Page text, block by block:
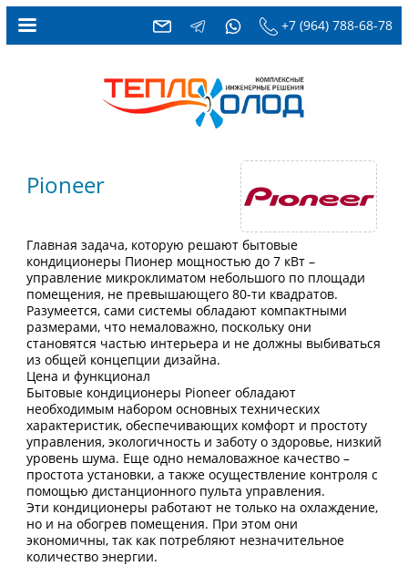
+7 (964) 788-68-78
Pioneer
Главная задача, которую решают бытовые
кондиционеры Пионер мощностью до 7 кВт –
управление микроклиматом небольшого по площади
помещения, не превышающего 80-ти квадратов.
Разумеется, сами системы обладают компактными
размерами, что немаловажно, поскольку они
становятся частью интерьера и не должны выбиваться
из общей концепции дизайна.
Цена и функционал
Бытовые кондиционеры Pioneer обладают
необходимым набором основных технических
характеристик, обеспечивающих комфорт и простоту
управления, экологичность и заботу о здоровье, низкий
уровень шума. Еще одно немаловажное качество –
простота установки, а также осуществление контроля с
помощью дистанционного пульта управления.
Эти кондиционеры работают не только на охлаждение,
но и на обогрев помещения. При этом они
экономичны, так как потребляют незначительное
количество энергии.